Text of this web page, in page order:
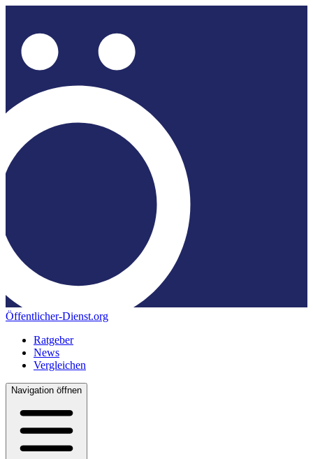
Öffentlicher-Dienst.org
Ratgeber
News
Vergleichen
Navigation öffnen